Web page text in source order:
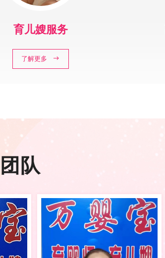
育儿嫂服务
了解更多
队